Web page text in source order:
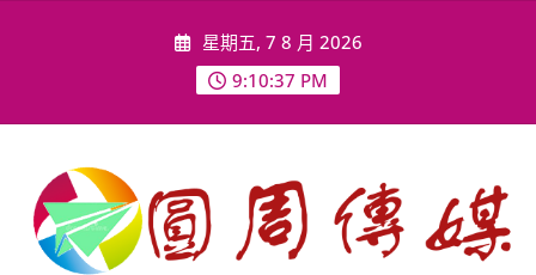
星期五, 7 8 月 2026
9:10:39 PM